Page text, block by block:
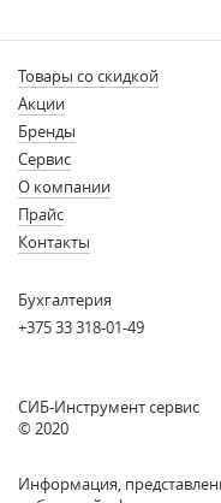
Товары со скидкой
Акции
Бренды
Сервис
О компании
Прайс
Контакты
Бухгалтерия
+375 33 318-01-49
СИБ-Инструмент сервис
© 2020
Информация,